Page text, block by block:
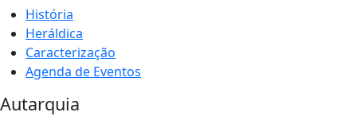
História
Heráldica
Caracterização
Agenda de Eventos
Autarquia